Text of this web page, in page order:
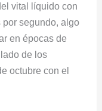
vital líquido con
por segundo, algo
en épocas de
de los
octubre con el